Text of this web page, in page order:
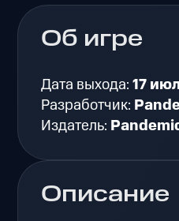
Описание
Об игре
Дата выхода:17
Разработчик:
Издатель: